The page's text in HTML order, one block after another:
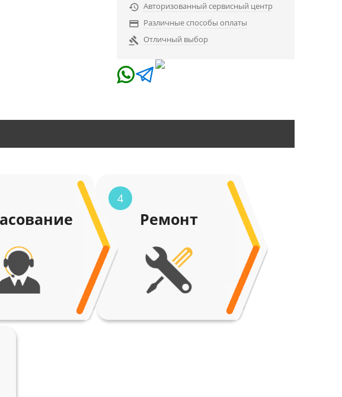
 Авторизованный сервисный центр
 Различные способы оплаты
 Отличный выбор
4
Ремонт